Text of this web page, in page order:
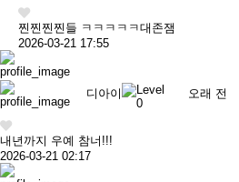
찐찐찐찐들 ㅋㅋㅋㅋㅋ대존잼
2026-03-21 17:55
디아이 오래 전
내년까지 우예 참너!!!
2026-03-21 02:17